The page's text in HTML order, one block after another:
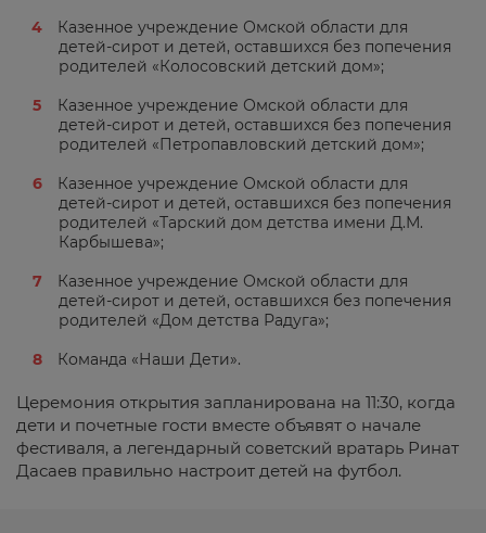
Казенное учреждение Омской области для
детей-сирот и детей, оставшихся без попечения
родителей «Колосовский детский дом»;
Казенное учреждение Омской области для
детей-сирот и детей, оставшихся без попечения
родителей «Петропавловский детский дом»;
Казенное учреждение Омской области для
детей-сирот и детей, оставшихся без попечения
родителей «Тарский дом детства имени Д.М.
Карбышева»;
Казенное учреждение Омской области для
детей-сирот и детей, оставшихся без попечения
родителей «Дом детства Радуга»;
Команда «Наши Дети».
Церемония открытия запланирована на 11:30, когда
дети и почетные гости вместе объявят о начале
фестиваля, а легендарный советский вратарь Ринат
Дасаев правильно настроит детей на футбол.